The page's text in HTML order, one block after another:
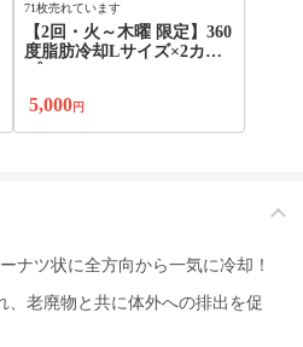
71枚売れています
【2回・火～木曜 限定】360
度脂肪冷却Lサイズ×2カッ
5,000円
ナツ状に全方向から一気に冷却！
、老廃物と共に体外への排出を促